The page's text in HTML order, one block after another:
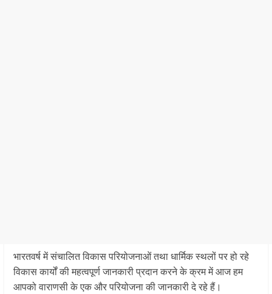
भारतवर्ष में संचालित विकास परियोजनाओं तथा धार्मिक स्थलों पर हो रहे
विकास कार्यों की महत्वपूर्ण जानकारी प्रदान करने के क्रम में आज हम
आपको वाराणसी के एक और परियोजना की जानकारी दे रहे हैं।